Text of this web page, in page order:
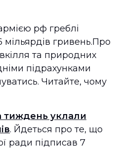
рф греблі
мільярдів гривень.Про
та природних
підрахунками
Читайте, чому
тиждень уклали
. Йдеться про те, що
ради підписав 7